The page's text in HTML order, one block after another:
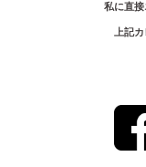
私に直
上記カ